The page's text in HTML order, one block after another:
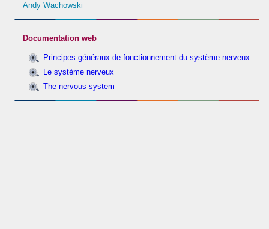
Andy Wachowski
Documentation web
Principes généraux de fonctionnement du système nerveux
Le système nerveux
The nervous system